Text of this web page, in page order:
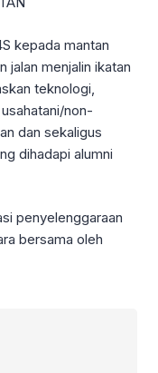
kepada mantan
jalan menjalin ikatan
teknologi,
non-
dan sekaligus
dihadapi alumni
penyelenggaraan
bersama oleh